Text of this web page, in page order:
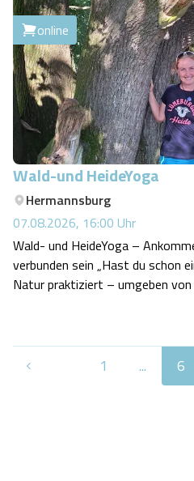
online
Wald-und HeideYoga
Hermannsburg
07.08.2026, 16:00 Uhr
Wald- und HeideYoga –
verbunden sein „Hast du schon
Natur praktiziert – umgeben
zu erleben.
1 ... 6